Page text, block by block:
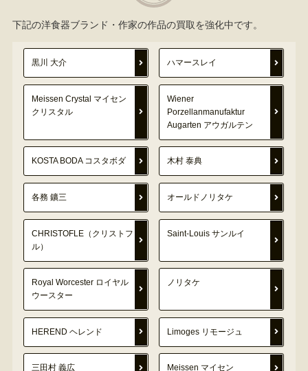
下記の洋食器ブランド・作家の作品の買取を強化中です。
黒川 大介 ハマースレイ
Meissen Crystal マイセン
クリスタル
Wiener
Porzellanmanufaktur
Augarten アウガルテン
KOSTA BODA コスタボダ 木村 泰典
各務 鑛三 オールドノリタケ
CHRISTOFLE（クリストフ
ル）
Saint-Louis サンルイ
Royal Worcester ロイヤル
ウースター
ノリタケ
HEREND ヘレンド Limoges リモージュ
三田村 義広 Meissen マイセン